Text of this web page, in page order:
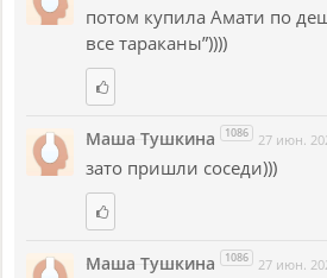
потом купила Амати по
все тараканы”))))
Маша Тушкина 1086 27 июн.
зато пришли соседи)))
Маша Тушкина 1086 27 июн.